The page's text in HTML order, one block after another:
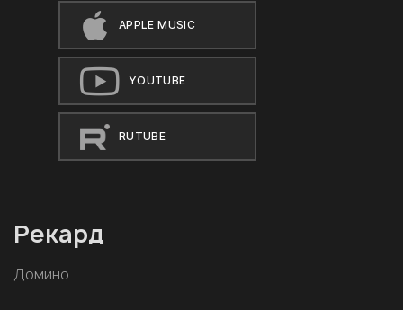
APPLE MUSIC
YOUTUBE
RUTUBE
Рекард
Домино